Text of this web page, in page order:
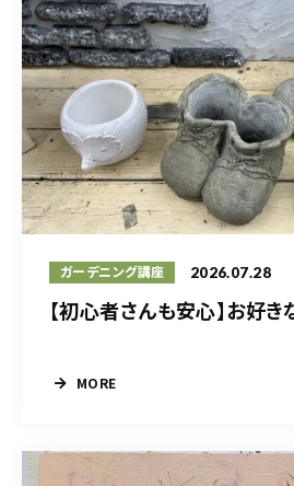
ガーデニング講座 2026.07.28
【初心者さんも安心】お好
MORE